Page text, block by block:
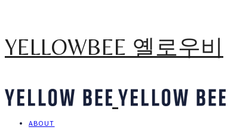
YELLOWBEE 옐로우비
ABOUT